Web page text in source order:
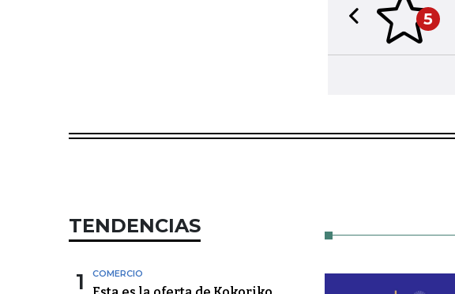
5
Previous slide
TENDENCIAS
1 COMERCIO